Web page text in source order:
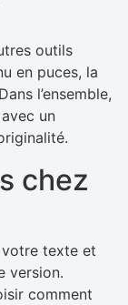
outils
en puces, la
l’ensemble,
un
chez
texte et
version.
comment